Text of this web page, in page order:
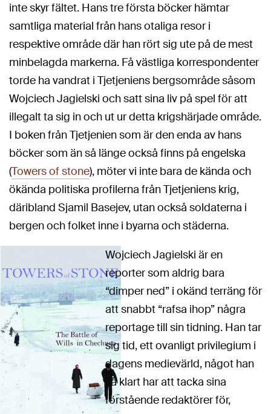
inte skyr fältet. Hans tre första böcker hämtar
samtliga material från hans otaliga resor i
respektive område där han rört sig ute på de mest
minbelagda markerna. Få västliga korrespondenter
torde ha vandrat i Tjetjeniens bergsområde såsom
Wojciech Jagielski och satt sina liv på spel för att
illegalt ta sig in och ut ur detta krigshärjade område.
I boken från Tjetjenien som är den enda av hans
böcker som än så länge också finns på engelska
(Towers of stone), möter vi inte bara de kända och
ökända politiska profilerna från Tjetjeniens krig,
däribland Sjamil Basejev, utan också soldaterna i
bergen och folket inne i byarna och städerna.
Wojciech Jagielski är en
reporter som aldrig bara
“dimper ned” i okänd terräng för
att snabbt “rafsa ihop” några
reportage till sin tidning. Han tar
sig tid, ett ovanligt privilegium i
dagens medievärld, något han
så klart har att tacka sina
förstående redaktörer för,